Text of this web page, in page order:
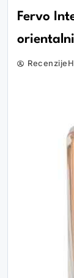
Fervo